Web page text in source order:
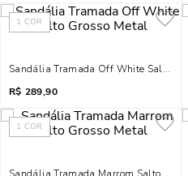
1 COR
Sandália Tramada Off White Salto
R$ 289,90
1 COR